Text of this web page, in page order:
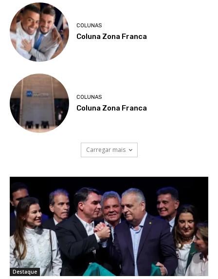
COLUNAS
Coluna Zona Franca
COLUNAS
Coluna Zona Franca
Carregar mais
Destaque